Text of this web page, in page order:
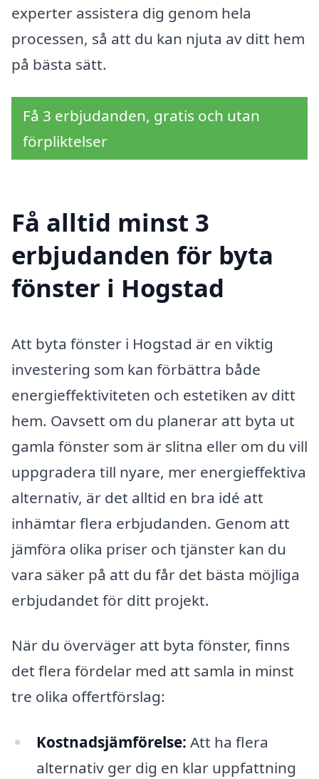
experter assistera dig genom hela
processen, så att du kan njuta av ditt hem
på bästa sätt.
Få 3 erbjudanden, gratis och utan
förpliktelser
Få alltid minst 3
erbjudanden för byta
fönster i Hogstad
Att byta fönster i Hogstad är en viktig
investering som kan förbättra både
energieffektiviteten och estetiken av ditt
hem. Oavsett om du planerar att byta ut
gamla fönster som är slitna eller om du vill
uppgradera till nyare, mer energieffektiva
alternativ, är det alltid en bra idé att
inhämtar flera erbjudanden. Genom att
jämföra olika priser och tjänster kan du
vara säker på att du får det bästa möjliga
erbjudandet för ditt projekt.
När du överväger att byta fönster, finns
det flera fördelar med att samla in minst
tre olika offertförslag:
Kostnadsjämförelse: Att ha flera
alternativ ger dig en klar uppfattning